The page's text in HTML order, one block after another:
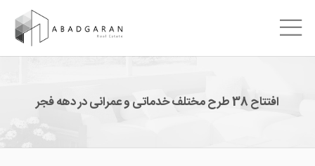
افتتاح 38 طرح مختلف خدماتی و عمرانی در دهه فجر